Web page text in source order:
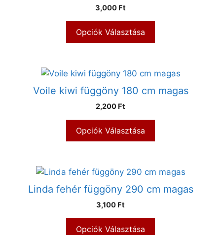
3,000 Ft
Opciók Választása
Voile kiwi függöny 180 cm magas
2,200 Ft
Opciók Választása
Linda fehér függöny 290 cm magas
3,100 Ft
Opciók Választása